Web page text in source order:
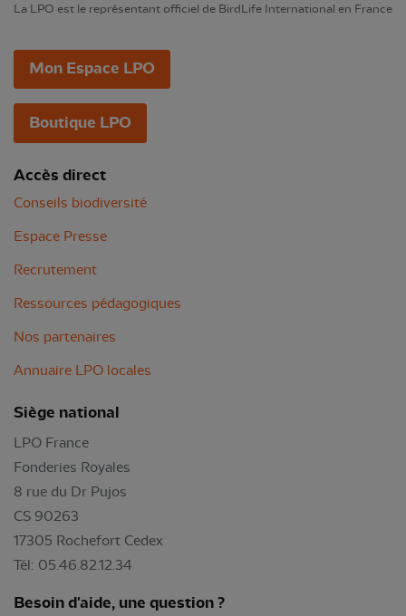
La LPO est le représentant officiel de BirdLife International en France
Mon Espace LPO
Boutique LPO
Accès direct
Conseils biodiversité
Espace Presse
Recrutement
Ressources pédagogiques
Nos partenaires
Annuaire LPO locales
Siège national
LPO France
Fonderies Royales
8 rue du Dr Pujos
CS 90263
17305 Rochefort Cedex
Tél: 05.46.82.12.34
Besoin d'aide, une question ?